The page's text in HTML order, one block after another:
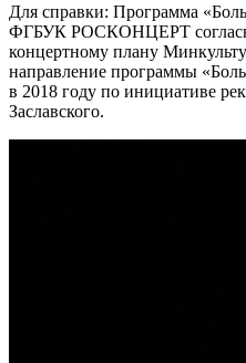
Для справки: Программа
ФГБУК РОСКОНЦЕРТ
концертному плану
направление программы
в 2018 году по инициативе
Заславского.